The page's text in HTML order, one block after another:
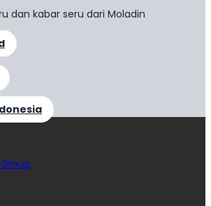
dan kabar seru dari Moladin